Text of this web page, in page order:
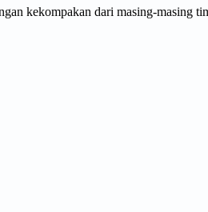
kekompakan dari masing-masing